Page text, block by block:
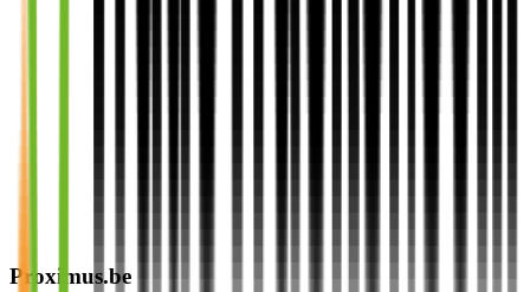
Proximus.be